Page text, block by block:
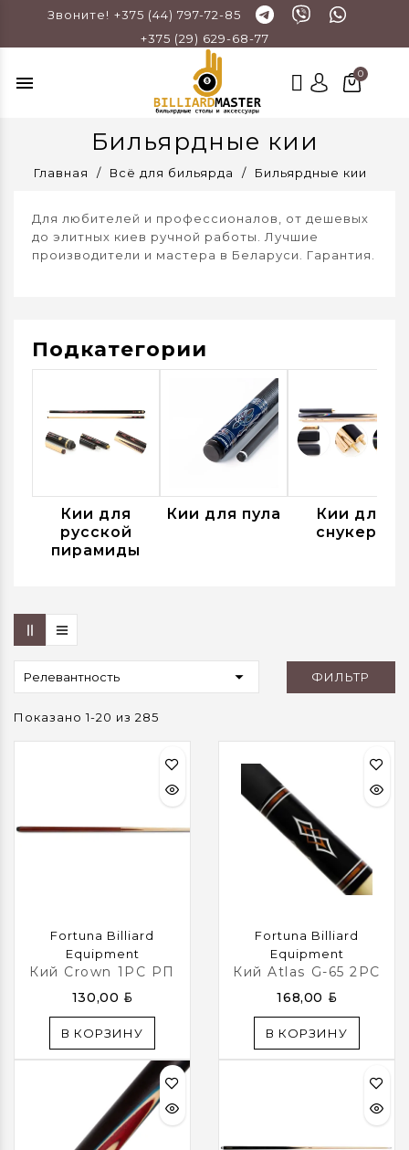
Звоните! +375 (44) 797-72-85
+375 (29) 629-68-77
menu
Бильярдные кии
Главная Всё для бильярда Бильярдные кии
Для любителей и профессионалов, от дешевых
до элитных киев ручной работы. Лучшие
производители и мастера в Беларуси. Гарантия.
Подкатегории
Кии для
русской
пирамиды
Кии для пула
Кии для
снукера
Релевантность  ФИЛЬТР
Показано 1-20 из 285
Fortuna Billiard
Equipment
Кий Crown 1PC РП
130,00 BYN
В КОРЗИНУ
Fortuna Billiard
Equipment
Кий Atlas G-65 2PC
168,00 BYN
В КОРЗИНУ